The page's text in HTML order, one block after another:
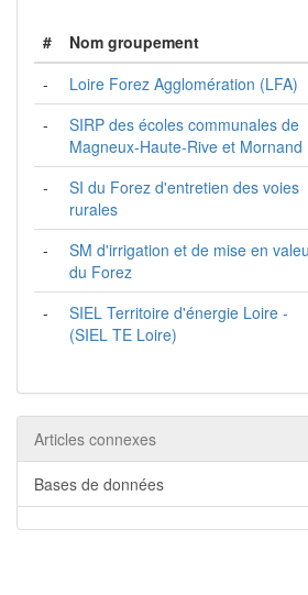
# Nom groupement
-
Loire Forez Agglomération (LFA)
-
SIRP des écoles communales de
Magneux-Haute-Rive et Mornand
-
SI du Forez d'entretien des voies
rurales
-
SM d'irrigation et de mise en
du Forez
-
SIEL Territoire d'énergie Loire -
(SIEL TE Loire)
Articles connexes
Bases de données